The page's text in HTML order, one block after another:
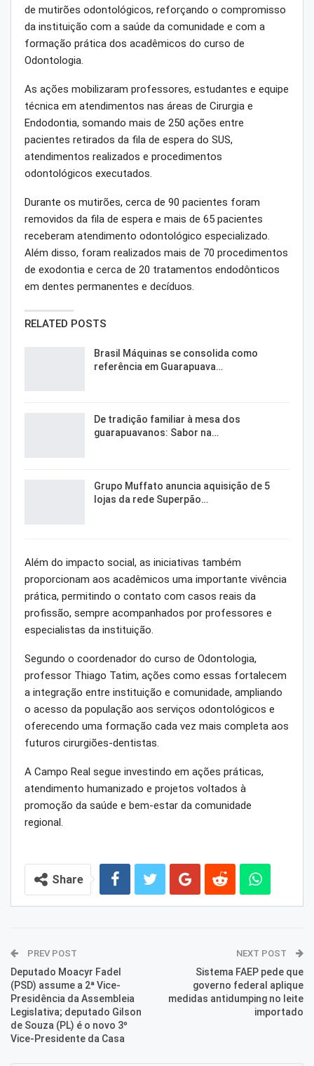
de mutirões odontológicos, reforçando o compromisso
da instituição com a saúde da comunidade e com a
formação prática dos acadêmicos do curso de
Odontologia.
As ações mobilizaram professores, estudantes e equipe
técnica em atendimentos nas áreas de Cirurgia e
Endodontia, somando mais de 250 ações entre
pacientes retirados da fila de espera do SUS,
atendimentos realizados e procedimentos
odontológicos executados.
Durante os mutirões, cerca de 90 pacientes foram
removidos da fila de espera e mais de 65 pacientes
receberam atendimento odontológico especializado.
Além disso, foram realizados mais de 70 procedimentos
de exodontia e cerca de 20 tratamentos endodônticos
em dentes permanentes e decíduos.
RELATED POSTS
Brasil Máquinas se consolida como
referência em Guarapuava…
De tradição familiar à mesa dos
guarapuavanos: Sabor na…
Grupo Muffato anuncia aquisição de 5
lojas da rede Superpão…
Além do impacto social, as iniciativas também
proporcionam aos acadêmicos uma importante vivência
prática, permitindo o contato com casos reais da
profissão, sempre acompanhados por professores e
especialistas da instituição.
Segundo o coordenador do curso de Odontologia,
professor Thiago Tatim, ações como essas fortalecem
a integração entre instituição e comunidade, ampliando
o acesso da população aos serviços odontológicos e
oferecendo uma formação cada vez mais completa aos
futuros cirurgiões-dentistas.
A Campo Real segue investindo em ações práticas,
atendimento humanizado e projetos voltados à
promoção da saúde e bem-estar da comunidade
regional.
Share
PREV POST
Deputado Moacyr Fadel
(PSD) assume a 2ª Vice-
Presidência da Assembleia
Legislativa; deputado Gilson
de Souza (PL) é o novo 3º
Vice-Presidente da Casa
NEXT POST
Sistema FAEP pede que
governo federal aplique
medidas antidumping no leite
importado